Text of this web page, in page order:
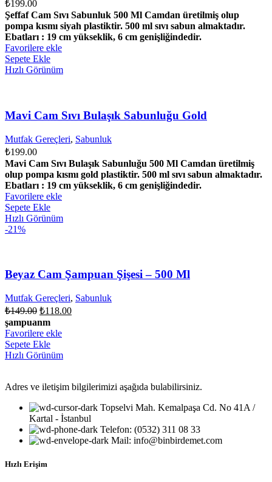
₺199.00
Şeffaf Cam Sıvı Sabunluk 500 Ml Camdan üretilmiş olup
pompa kısmı siyah plastiktir. 500 ml sıvı sabun almaktadır.
Ebatları : 19 cm yükseklik, 6 cm genişliğindedir.
Favorilere ekle
Sepete Ekle
Hızlı Görünüm
Mavi Cam Sıvı Bulaşık Sabunluğu Gold
Mutfak Gereçleri, Sabunluk
₺199.00
Mavi Cam Sıvı Bulaşık Sabunluğu 500 Ml Camdan üretilmiş
olup pompa kısmı gold plastiktir. 500 ml sıvı sabun almaktadır.
Ebatları : 19 cm yükseklik, 6 cm genişliğindedir.
Favorilere ekle
Sepete Ekle
Hızlı Görünüm
-21%
Beyaz Cam Şampuan Şişesi – 500 Ml
Mutfak Gereçleri, Sabunluk
₺149.00 Orijinal
fiyat:
₺149.00.
₺118.00Şu
şampuanm
Favorilere ekle
Sepete Ekle
Hızlı Görünüm
Adres ve iletişim bilgilerimizi aşağıda bulabilirsiniz.
Topselvi Mah. Kemalpaşa Cd. No 41A /
Kartal - İstanbul
Telefon: (0532) 311 08 33
Mail: info@binbirdemet.com
Hızlı Erişim